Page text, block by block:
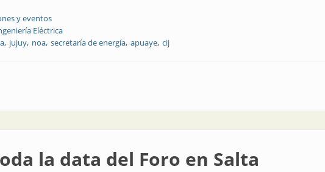
y eventos
Eléctrica
jujuy noa secretaría de energía apuaye cij
de FIE Jujuy 2026, en mayo
la data del Foro en Salta